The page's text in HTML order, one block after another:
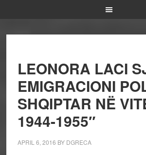
LEONORA LACI
EMIGRACIONI
SHQIPTAR NË
1944-1955″
APRIL 6, 2016 BY DGRECA